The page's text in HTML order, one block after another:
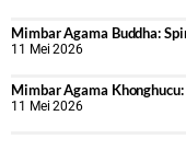
Mimbar Agama Buddha:
11 Mei 2026
Mimbar Agama
11 Mei 2026